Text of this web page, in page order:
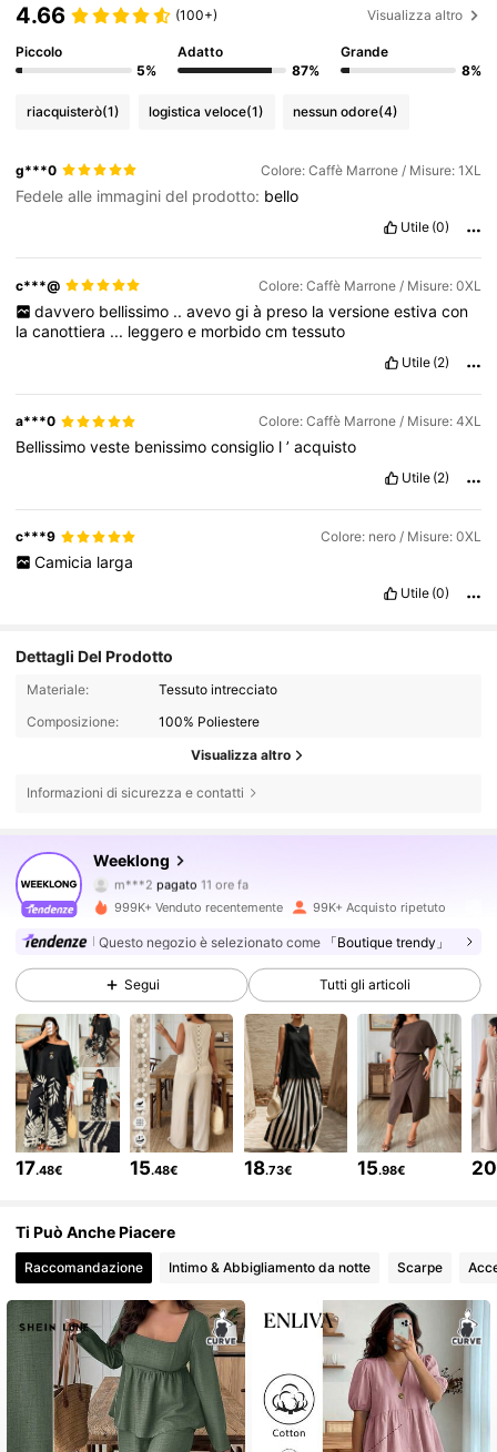
4.66 (100+) Visualizza altro
Piccolo
5%
Adatto
87%
Grande
8%
riacquisterò(1) logistica veloce(1) nessun odore(4)
g***0 Colore: Caffè Marrone / Misure: 1XL
Fedele alle immagini del prodotto: bello
Utile (0)
c***@ Colore: Caffè Marrone / Misure: 0XL
davvero bellissimo .. avevo gi à preso la versione estiva con
lacanottiera ... leggeroe morbidocmtessuto
Utile (2)
a***0 Colore: Caffè Marrone / Misure: 4XL
Bellissimoveste benissimoconsiglio l’acquisto
Utile (2)
c***9 Colore: nero / Misure: 0XL
Camicia larga
Utile (0)
Dettagli Del Prodotto
Materiale:
Tessuto intrecciato
Composizione:
100% Poliestere
Visualizza altro
Informazioni di sicurezza e contatti
Weeklong
4.72
87K Follower
pagato
g***nsegue30 minuti fa
4.72 87K Follower
4.72 87K Follower
4.72 87K Follower
4.72
4.72 87K Follower
4.72 87K Follower
4.72 87K Follower
999K+ Venduto recentemente 99K+ Acquisto ripetuto
Questo negozio è selezionato come 「Boutique trendy」
Segui Tutti gli articoli
17.48€ 15.48€ 18.73€ 15.98€ 20
Ti Può Anche Piacere
Raccomandazione Intimo & Abbigliamento da notte Scarpe